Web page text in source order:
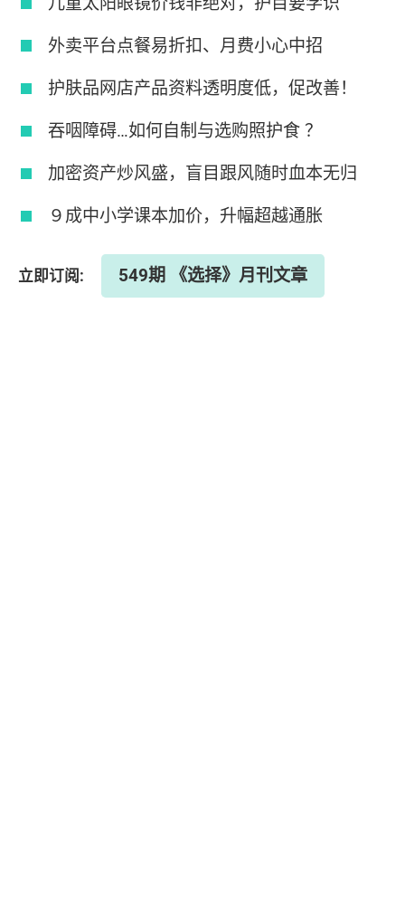
外卖平台点餐易折扣、月费小心中招
护肤品网店产品资料透明度低，促改善！
吞咽障碍…如何自制与选购照护食 ？
加密资产炒风盛，盲目跟风随时血本无归
９成中小学课本加价，升幅超越通胀
立即订阅: 549期 《选择》月刊文章